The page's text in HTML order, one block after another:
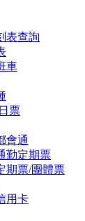
表查詢
車
票
會通
勤定期票
期票/團體票
用卡